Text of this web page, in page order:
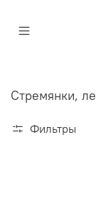
Стремянки,
Фильтры